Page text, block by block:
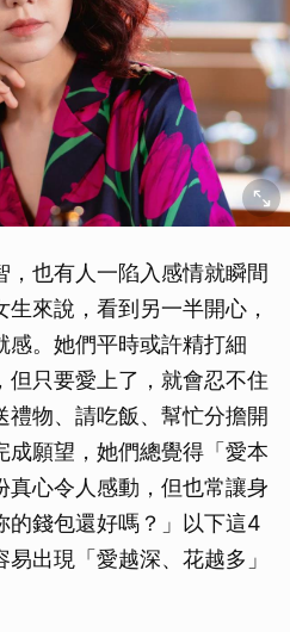
也有人一陷入感情就瞬間
來說，看到另一半開心，
感。她們平時或許精打細
但只要愛上了，就會忍不住
物、請吃飯、幫忙分擔開
成願望，她們總覺得「愛本
真心令人感動，但也常讓身
的錢包還好嗎？」以下這4
出現「愛越深、花越多」